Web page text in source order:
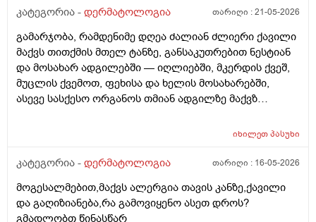
კატეგორია - დერმატოლოგია თარიღი :21-05-2026
გამარჯობა, რამდენიმე დღეა ძალიან ძლიერი ქავილი
მაქვს თითქმის მთელ ტანზე, განსაკუთრებით ნესტიან
და მოსახარ ადგილებში — იღლიებში, მკერდის ქვეშ,
მუცლის ქვემოთ, ფეხისა და ხელის მოსახარებში,
ასევე სასქესო ორგანოს თმიან ადგილზე მაქვზ
გაღიზიანება თავზე და ყურებში. ქავილი ზოგჯერ
მაინტერესებს, რისი ბრალი შეიძლება იყოს და რას
მაინც ბრუნდება დროდადრო
იხილეთპასუხი
კატეგორია - დერმატოლოგია თარიღი : 16-05-2026
მოგესალმებით,მაქვს ალერგია თავის კანზე,ქავილი
და გაღიზიანება,რა გამოვიყენო ასეთ დროს?
გმადლობთ წინასწარ